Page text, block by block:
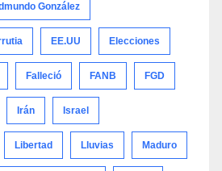
González
EE.UU Elecciones
Falleció FANB FGD
Irán Israel
Libertad Lluvias Maduro